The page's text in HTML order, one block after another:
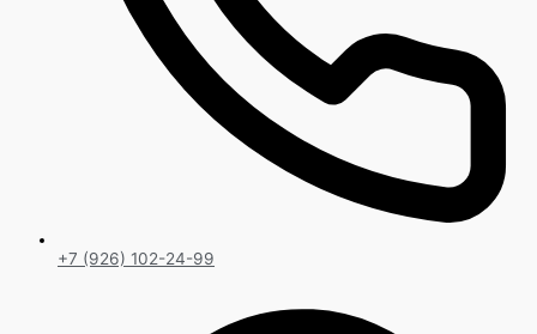
+7 (926) 102-24-99